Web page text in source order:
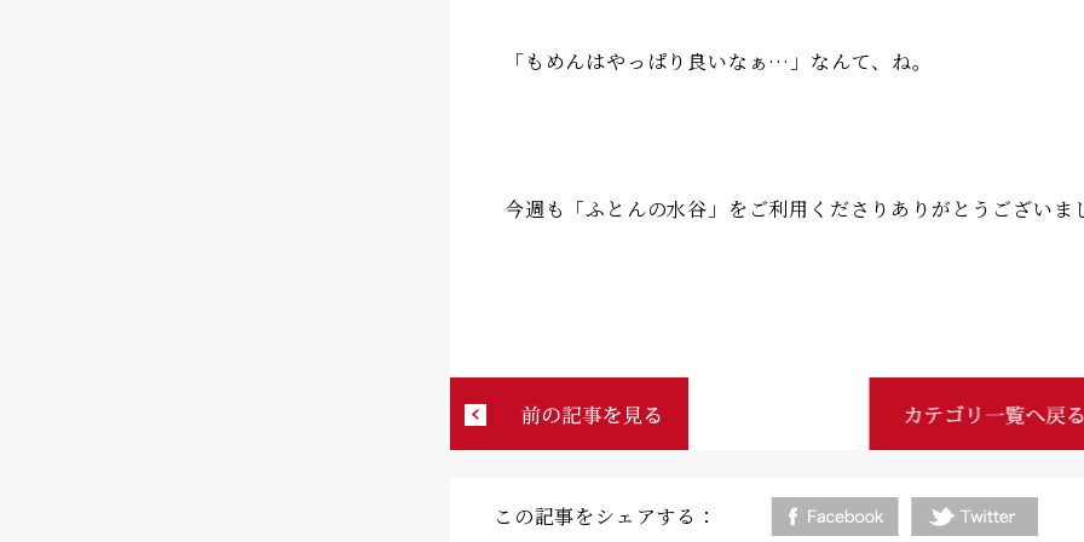
「もめんはやっぱり良いなぁ…」なんて、ね。
今週も「ふとんの水谷」をご利用くださりありがとうございま
この記事をシェアする：